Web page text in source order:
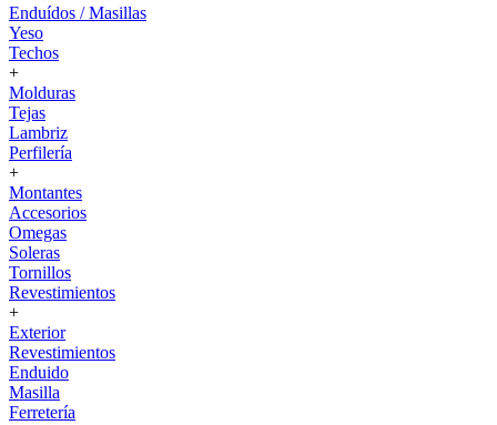
Enduídos / Masillas
Yeso
Techos
+
Molduras
Tejas
Lambriz
Perfilería
+
Montantes
Accesorios
Omegas
Soleras
Tornillos
Revestimientos
+
Exterior
Revestimientos
Enduido
Masilla
Ferretería